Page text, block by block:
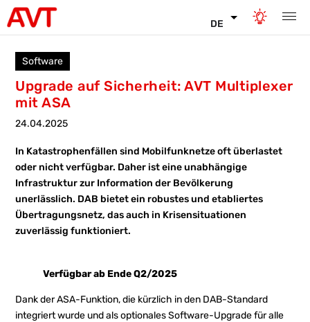
DE
Software
Upgrade auf Sicherheit: AVT Multiplexer
mit ASA
24.04.2025
In Katastrophenfällen sind Mobilfunknetze oft überlastet
oder nicht verfügbar. Daher ist eine unabhängige
Infrastruktur zur Information der Bevölkerung
unerlässlich. DAB bietet ein robustes und etabliertes
Übertragungsnetz, das auch in Krisensituationen
zuverlässig funktioniert.
Verfügbar ab Ende Q2/2025
Dank der ASA-Funktion, die kürzlich in den DAB-Standard
integriert wurde und als optionales Software-Upgrade für alle